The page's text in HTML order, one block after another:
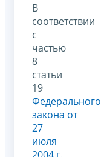
В
соответствии
с
частью
8
статьи
19
Федерального
закона от
27
июля
2004 г.